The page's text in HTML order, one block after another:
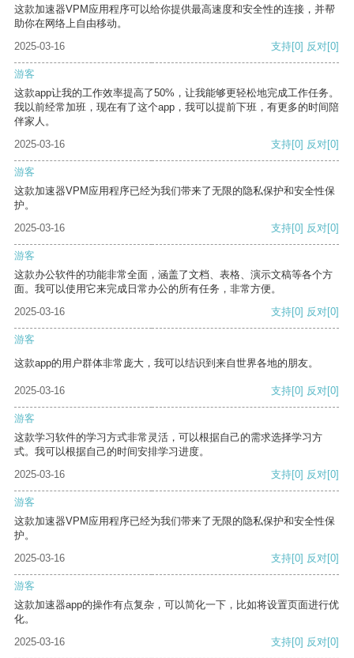
这款加速器VPM应用程序可以给你提供最高速度和安全性的连接，并帮
助你在网络上自由移动。
2025-03-16
支持[0] 反对[0]
游客
这款app让我的工作效率提高了50%，让我能够更轻松地完成工作任务。
我以前经常加班，现在有了这个app，我可以提前下班，有更多的时间陪
伴家人。
2025-03-16
支持[0] 反对[0]
游客
这款加速器VPM应用程序已经为我们带来了无限的隐私保护和安全性保
护。
2025-03-16
支持[0] 反对[0]
游客
这款办公软件的功能非常全面，涵盖了文档、表格、演示文稿等各个方
面。我可以使用它来完成日常办公的所有任务，非常方便。
2025-03-16
支持[0] 反对[0]
游客
这款app的用户群体非常庞大，我可以结识到来自世界各地的朋友。
2025-03-16 支持[0] 反对[0]
游客
这款学习软件的学习方式非常灵活，可以根据自己的需求选择学习方
式。我可以根据自己的时间安排学习进度。
2025-03-16
支持[0] 反对[0]
游客
这款加速器VPM应用程序已经为我们带来了无限的隐私保护和安全性保
护。
2025-03-16
支持[0] 反对[0]
游客
这款加速器app的操作有点复杂，可以简化一下，比如将设置页面进行优
化。
2025-03-16
支持[0] 反对[0]